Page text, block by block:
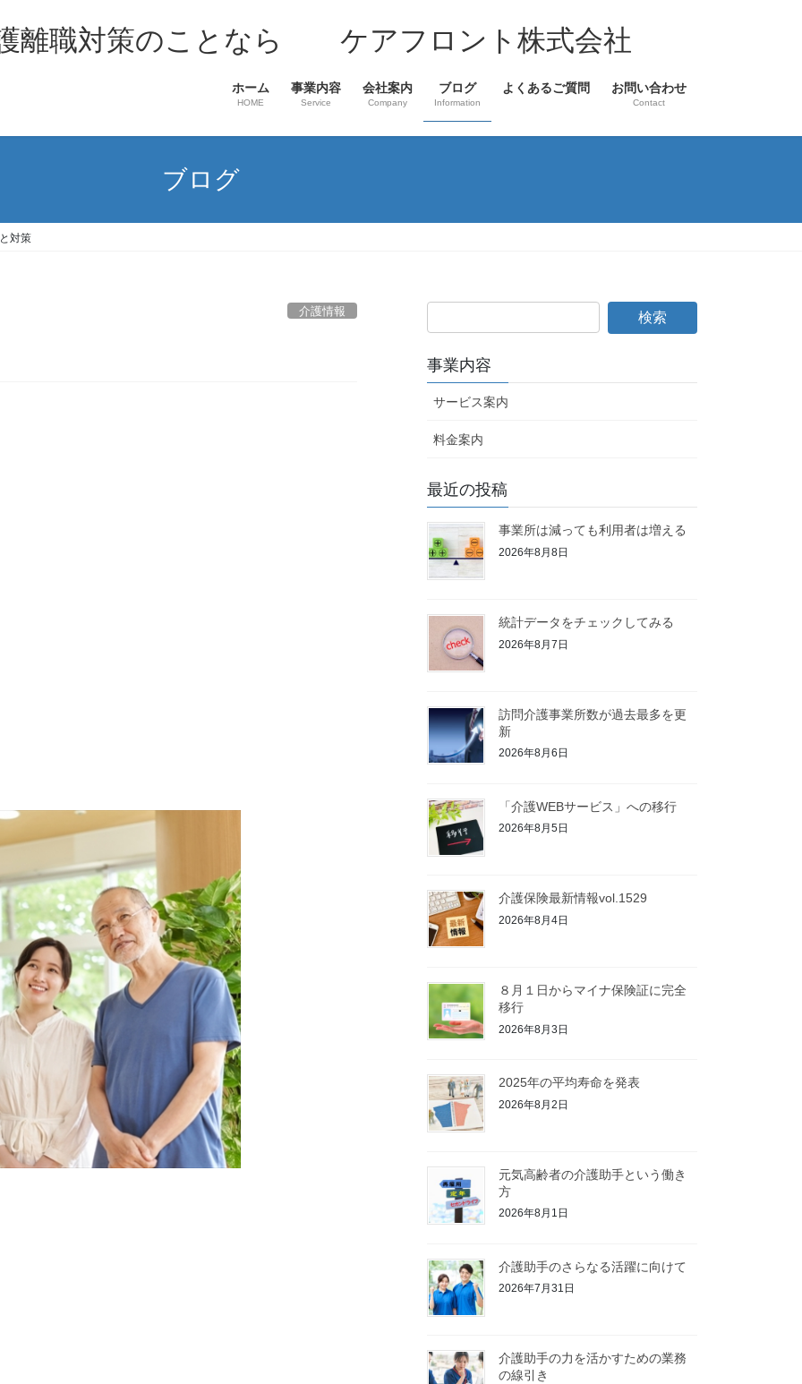
離職対策のことなら ケアフロント株式会社
ホーム
HOME
事業内容
Service
会社案内
Company
ブログ
Information
よくあるご質問 お問い合わせ
Contact
ブログ
対策
介護情報
事業内容
サービス案内
料金案内
最近の投稿
事業所は減っても利用者は増える
2026年8月8日
統計データをチェックしてみる
2026年8月7日
訪問介護事業所数が過去最多を更
新
2026年8月6日
「介護WEBサービス」への移行
2026年8月5日
介護保険最新情報vol.1529
2026年8月4日
８月１日からマイナ保険証に完全
移行
2026年8月3日
2025年の平均寿命を発表
2026年8月2日
元気高齢者の介護助手という働き
方
2026年8月1日
介護助手のさらなる活躍に向けて
2026年7月31日
介護助手の力を活かすための業務
の線引き